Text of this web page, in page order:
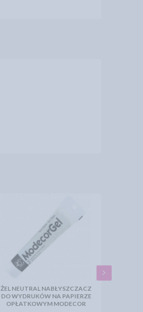
ŻEL NEUTRAL NABŁYSZCZACZ
DO WYDRUKÓW NA PAPIERZE
OPŁATKOWYM MODECOR